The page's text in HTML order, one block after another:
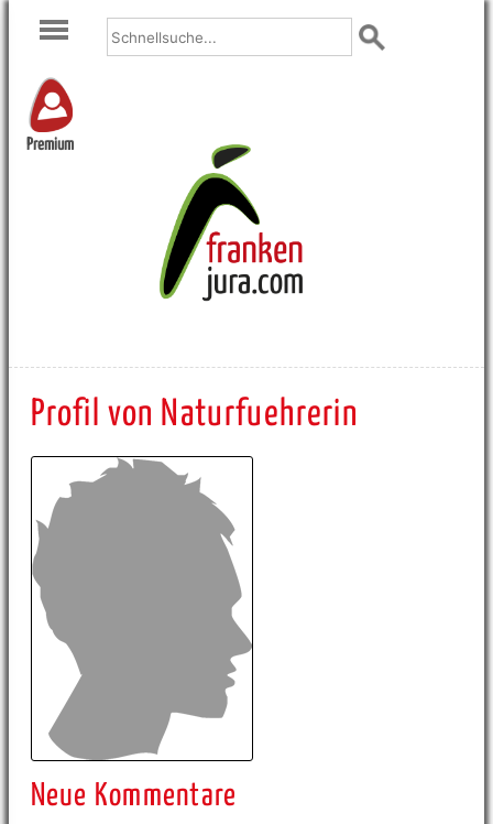
Premium
Profil von Naturfuehrerin
Neue Kommentare